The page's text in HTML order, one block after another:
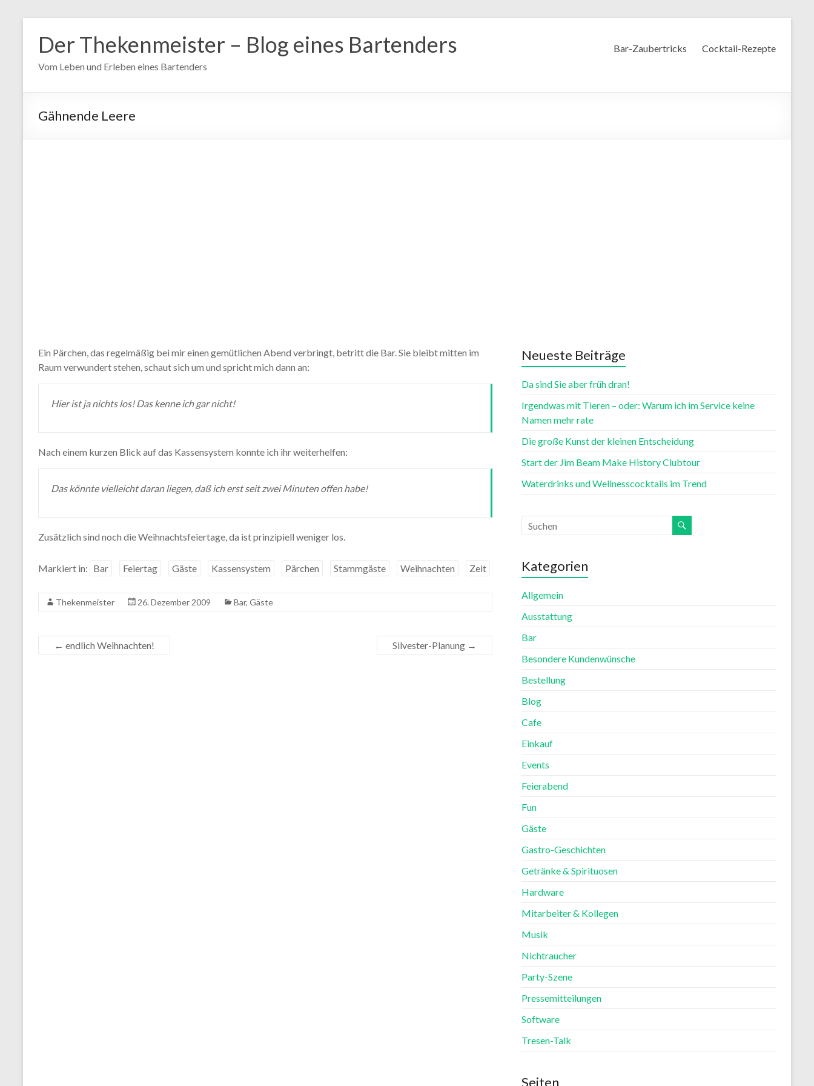
Inhalt
springen
Der Thekenmeister – Blog eines Bartenders
Vom Leben und Erleben eines Bartenders
Bar-Zaubertricks Cocktail-Rezepte
Gähnende Leere
Ein Pärchen, das regelmäßig bei mir einen gemütlichen Abend verbringt, betritt die Bar. Sie bleibt mitten im
Raum verwundert stehen, schaut sich um und spricht mich dann an:
Hier ist ja nichts los! Das kenne ich gar nicht!
Nach einem kurzen Blick auf das Kassensystem konnte ich ihr weiterhelfen:
Das könnte vielleicht daran liegen, daß ich erst seit zwei Minuten offen habe!
Zusätzlich sind noch die Weihnachtsfeiertage, da ist prinzipiell weniger los.
Markiert in: Bar Feiertag Gäste Kassensystem Pärchen Stammgäste Weihnachten Zeit
Thekenmeister 26. Dezember 2009 Bar, Gäste
← endlich Weihnachten! Silvester-Planung →
Neueste Beiträge
Da sind Sie aber früh dran!
Irgendwas mit Tieren – oder: Warum ich im Service keine
Namen mehr rate
Die große Kunst der kleinen Entscheidung
Start der Jim Beam Make History Clubtour
Waterdrinks und Wellnesscocktails im Trend
Kategorien
Allgemein
Ausstattung
Bar
Besondere Kundenwünsche
Bestellung
Blog
Cafe
Einkauf
Events
Feierabend
Fun
Gäste
Gastro-Geschichten
Getränke & Spirituosen
Hardware
Mitarbeiter & Kollegen
Musik
Nichtraucher
Party-Szene
Pressemitteilungen
Software
Tresen-Talk
Seiten